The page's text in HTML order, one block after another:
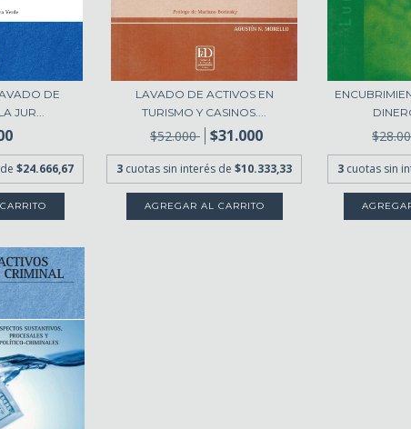
DE
JUR...
de$24.666,67
LAVADO DE ACTIVOS EN
TURISMO Y CASINOS....
$52.000 $31.000
3 cuotas sin interés de$10.333,33 3 cuotas sin